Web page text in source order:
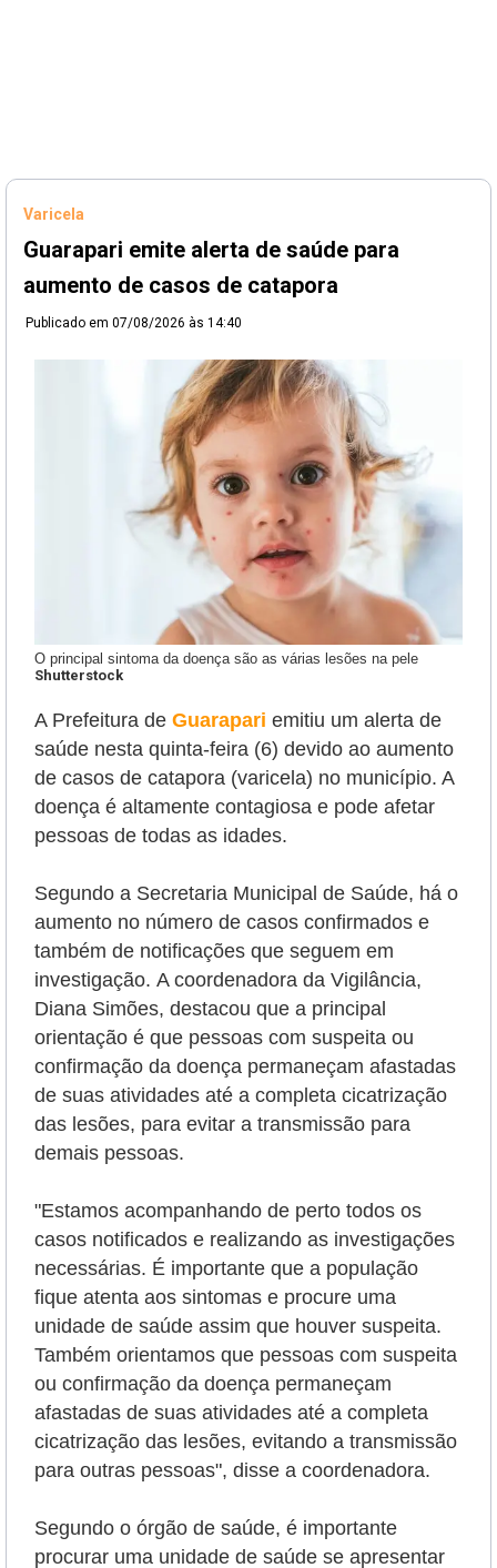
Varicela
Guarapari emite alerta de saúde para
aumento de casos de catapora
Publicado em 07/08/2026 às 14:40
O principal sintoma da doença são as várias lesões na pele
Shutterstock
A Prefeitura de Guarapari emitiu um alerta de
saúde nesta quinta-feira (6) devido ao aumento
de casos de catapora (varicela) no município. A
doença é altamente contagiosa e pode afetar
pessoas de todas as idades.
Segundo a Secretaria Municipal de Saúde, há o
aumento no número de casos confirmados e
também de notificações que seguem em
investigação. A coordenadora da Vigilância,
Diana Simões, destacou que a principal
orientação é que pessoas com suspeita ou
confirmação da doença permaneçam afastadas
de suas atividades até a completa cicatrização
das lesões, para evitar a transmissão para
demais pessoas.
"Estamos acompanhando de perto todos os
casos notificados e realizando as investigações
necessárias. É importante que a população
fique atenta aos sintomas e procure uma
unidade de saúde assim que houver suspeita.
Também orientamos que pessoas com suspeita
ou confirmação da doença permaneçam
afastadas de suas atividades até a completa
cicatrização das lesões, evitando a transmissão
para outras pessoas", disse a coordenadora.
Segundo o órgão de saúde, é importante
procurar uma unidade de saúde se apresentar